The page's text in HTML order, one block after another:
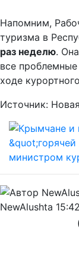
Напомним,
туризма в
раз неделю.
все
ходе
Источник:
NewAlushta